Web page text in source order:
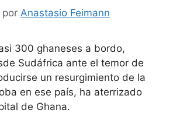
por Anastasio Feimann
300 ghaneses a bordo,
Sudáfrica ante el temor de
un resurgimiento de la
en ese país, ha aterrizado
de Ghana.